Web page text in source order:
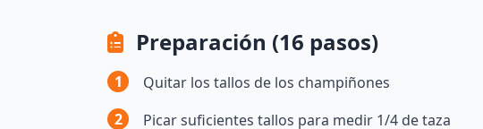
Preparación (16 pasos)
1
Quitar los tallos de los champiñones
2
Picar suficientes tallos para medir 1/4 de taza